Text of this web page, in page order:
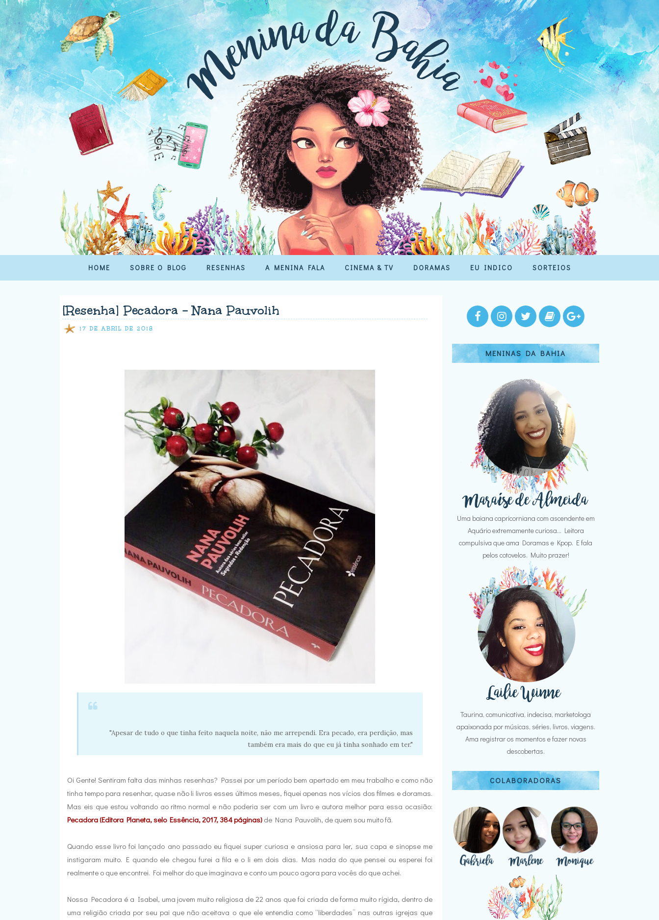
HOME SOBRE O BLOG RESENHAS A MENINA FALA CINEMA & TV DORAMAS EU INDICO SORTEIOS
[Resenha] Pecadora - Nana Pauvolih
17 DE ABRIL DE 2018
"Apesar de tudo o que tinha feito naquela noite, não me arrependi. Era pecado, era perdição, mas
também era mais do que eu já tinha sonhado em ter."
Oi Gente! Sentiram falta das minhas resenhas? Passei por um período bem apertado em meu trabalho e como não
tinha tempo para resenhar, quase não li livros esses últimos meses, fiquei apenas nos vícios dos filmes e doramas.
Mas eis que estou voltando ao ritmo normal e não poderia ser com um livro e autora melhor para essa ocasião:
Pecadora (Editora Planeta, selo Essência, 2017, 384 páginas) de Nana Pauvolih, de quem sou muito fã.
Quando esse livro foi lançado ano passado eu fiquei super curiosa e ansiosa para ler, sua capa e sinopse me
instigaram muito. E quando ele chegou furei a fila e o li em dois dias. Mas nada do que pensei ou esperei foi
realmente o que encontrei. Foi melhor do que imaginava e conto um pouco agora para vocês do que achei.
Nossa Pecadora é a Isabel, uma jovem muito religiosa de 22 anos que foi criada de forma muito rígida, dentro de
uma religião criada por seu pai que não aceitava o que ele entendia como “liberdades” nas outras igrejas que
MENINAS DA BAHIA
Uma baiana capricorniana com ascendente em
Aquário extremamente curiosa... Leitora
compulsiva que ama Doramas e Kpop. E fala
pelos cotovelos. Muito prazer!
Taurina, comunicativa, indecisa, marketologa
apaixonada por músicas, séries, livros, viagens.
Ama registrar os momentos e fazer novas
descobertas.
COLABORADORAS